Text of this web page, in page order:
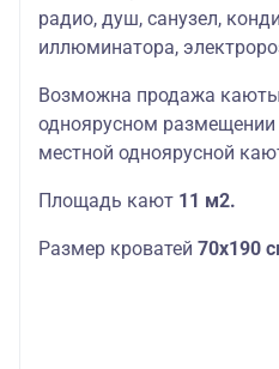
радио, душ, санузел,
иллюминатора,
Возможна продажа
одноярусном размещении
местной одноярусной
Площадь кают 11 м2.
Размер кроватей 70х190